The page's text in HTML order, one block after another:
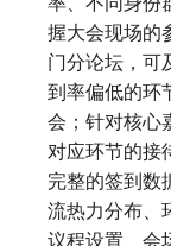
握大会现场的
门分论坛，可
到率偏低的环
会；针对核心
对应环节的接
完整的签到数
流热力分布、
议程设置、会